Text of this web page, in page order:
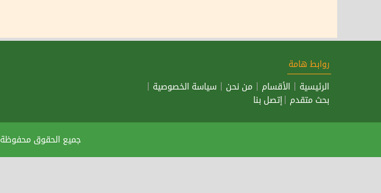
روابط هامة
الرئيسية
الأقسام من نحن
سياسة الخصوصية
بحث متقدم
إتصل بنا
جميع الحقوق محفوظة